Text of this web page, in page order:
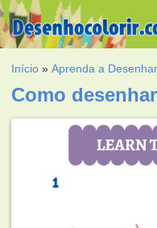
Início »Aprenda a Desenhar
Como